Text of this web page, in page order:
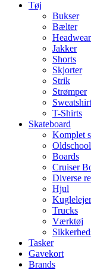
Tøj
Bukser
Bælter
Headwear
Jakker
Shorts
Skjorter
Strik
Strømper
T-Shirts
Skateboard
Komplet
Boards
Cruiser
Diverse
Hjul
Kuglelejer
Trucks
Værktøj
Tasker
Gavekort
Brands